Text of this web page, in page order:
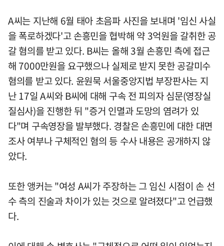
A씨는 지난해 6월 태아 초음파 사진을 보내며 '임신 사실
을 폭로하겠다'고 손흥민을 협박해 약 3억원을 갈취한 공
갈 혐의를 받고 있다. B씨는 올해 3월 손흥민 측에 접근
해 7000만원을 요구했으나 실제로 받지 못한 공갈미수
혐의를 받고 있다. 윤원묵 서울중앙지법 부장판사는 지
난 17일 A씨와 B씨에 대해 구속 전 피의자 심문(영장실
질심사)을 진행한 뒤 "증거 인멸과 도망의 염려가 있
다"며 구속영장을 발부했다. 경찰은 손흥민에 대한 대면
조사 여부나 구체적인 혐의 등 수사 내용은 공개하지 않
았다.
또한 앵커는 "여성 A씨가 주장하는 그 임신 시점이 손 선
수 측의 진술과 차이가 있는 것으로 알려졌다"고 언급했
다.